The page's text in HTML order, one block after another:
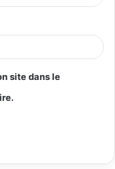
site dans le